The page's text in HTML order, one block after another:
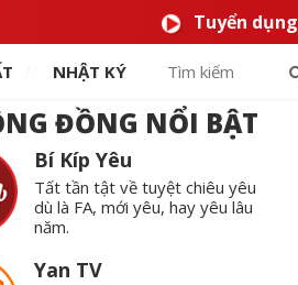
Tuyển dụng
NHẬT KÝ
ĐỒNG NỔI BẬT
Bí Kíp Yêu
Tất tần tật về tuyệt chiêu yêu
dù là FA, mới yêu, hay yêu lâu
năm.
Yan TV